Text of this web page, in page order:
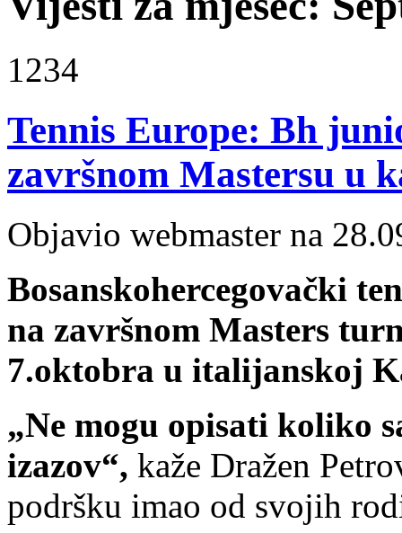
1234
Tennis Europe: Bh
završnom Mastersu u
Objavio webmaster na
Bosanskohercegovački
na završnom Masters
7.oktobra u italijanskoj
„Ne mogu opisati koliko
izazov“, kaže Dražen
podršku imao od svojih